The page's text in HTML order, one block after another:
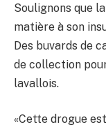
Soulignons que
matière à son
Des buvards de
de collection
lavallois.
«Cette drogue